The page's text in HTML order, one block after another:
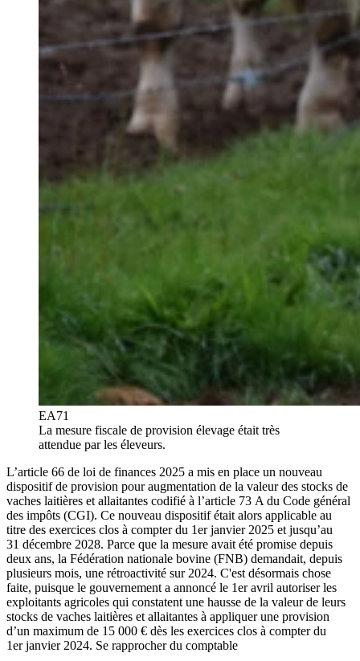
EA71
La mesure fiscale de provision élevage était très
attendue par les éleveurs.
L’article 66 de loi de finances 2025 a mis en place un nouveau
dispositif de provision pour augmentation de la valeur des stocks de
vaches laitières et allaitantes codifié à l’article 73 A du Code général
des impôts (CGI). Ce nouveau dispositif était alors applicable au
titre des exercices clos à compter du 1er janvier 2025 et jusqu’au
31 décembre 2028. Parce que la mesure avait été promise depuis
deux ans, la Fédération nationale bovine (FNB) demandait, depuis
plusieurs mois, une rétroactivité sur 2024. C'est désormais chose
faite, puisque le gouvernement a annoncé le 1er avril autoriser les
exploitants agricoles qui constatent une hausse de la valeur de leurs
stocks de vaches laitières et allaitantes à appliquer une provision
d’un maximum de 15 000 € dès les exercices clos à compter du
1er janvier 2024. Se rapprocher du comptable